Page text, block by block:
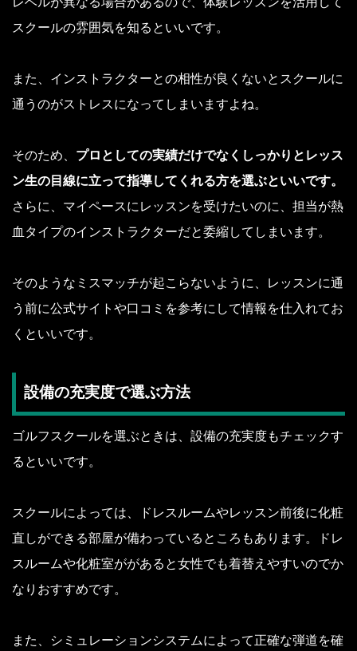
スクールの雰囲気を知るといいです。
また、インストラクターとの相性が良くないとスクールに
通うのがストレスになってしまいますよね。
そのため、 プロとしての実績だけでなくしっかりとレッス
ン生の目線に立って指導してくれる方を選ぶといいです。
さらに、マイペースにレッスンを受けたいのに、担当が熱
血タイプのインストラクターだと委縮してしまいます。
そのようなミスマッチが起こらないように、レッスンに通
う前に公式サイトや口コミを参考にして情報を仕入れてお
くといいです。
設備の充実度で選ぶ方法
ゴルフスクールを選ぶときは、設備の充実度もチェックす
るといいです。
スクールによっては、ドレスルームやレッスン前後に化粧
直しができる部屋が備わっているところもあります。ドレ
スルームや化粧室ががあると女性でも着替えやすいのでか
なりおすすめです。
また、シミュレーションシステムによって正確な弾道を確